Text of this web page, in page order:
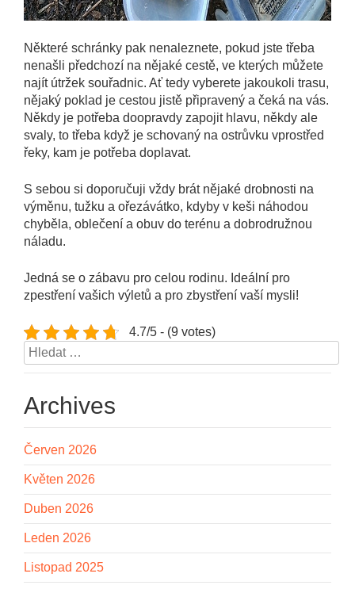
Některé schránky pak nenaleznete, pokud jste třeba
nenašli předchozí na nějaké cestě, ve kterých můžete
najít útržek souřadnic. Ať tedy vyberete jakoukoli trasu,
nějaký poklad je cestou jistě připravený a čeká na vás.
Někdy je potřeba doopravdy zapojit hlavu, někdy ale
svaly, to třeba když je schovaný na ostrůvku vprostřed
řeky, kam je potřeba doplavat.
S sebou si doporučuji vždy brát nějaké drobnosti na
výměnu, tužku a ořezávátko, kdyby v keši náhodou
chyběla, oblečení a obuv do terénu a dobrodružnou
náladu.
Jedná se o zábavu pro celou rodinu. Ideální pro
zpestření vašich výletů a pro zbystření vaší mysli!
4.7/5 - (9 votes)
Vyhledávání
Archives
Červen 2026
Květen 2026
Duben 2026
Leden 2026
Listopad 2025